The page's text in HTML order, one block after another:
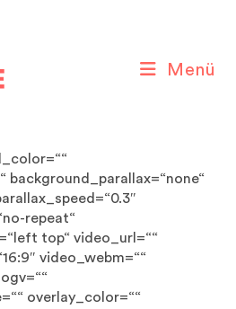
Menü
background_parallax=“none“
repeat“
top“ video_url=““
video_webm=““
overlay_color=““